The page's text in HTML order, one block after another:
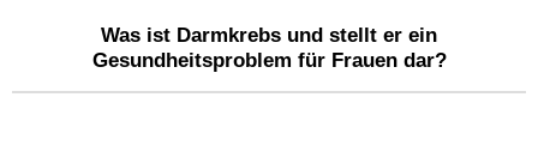
Fragen und Antworten
Was ist Darmkrebs und stellt er ein
Gesundheitsproblem für Frauen dar?